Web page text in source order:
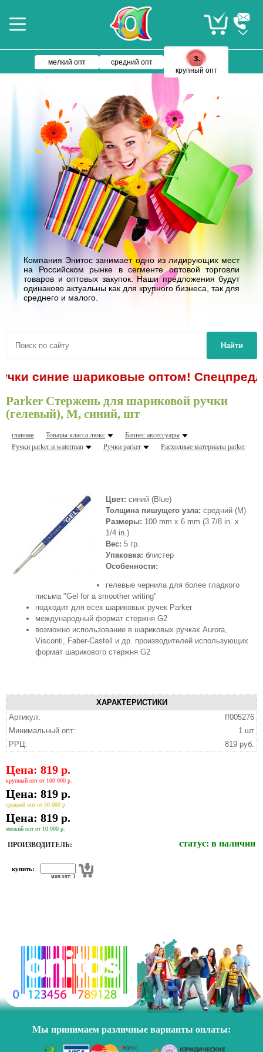
мелкий опт
средний опт
крупный опт
Компания Энитос занимает одно из лидирующих мест
на Российском рынке в сегменте оптовой торговли
товаров и оптовых закупок. Наши предложения будут
одинаково актуальны как для крупного бизнеса, так для
среднего и малого.
Найти
синие шариковые оптом!
Parker Стержень для шариковой ручки
(гелевый), M, синий, шт
главная Товары класса люкс
Бизнес аксессуары
Ручки parker и waterman
Ручки parker Расходные материалы parker
Цвет: синий (Blue)
Толщина пишущего узла: средний (M)
Размеры: 100 mm x 6 mm (3 7/8 in. x
1/4 in.)
Вес: 5 гр.
Упаковка: блистер
Особенности:
гелевые чернила для более гладкого
письма "Gel for a smoother writing"
подходит для всех шариковых ручек Parker
международный формат стержня G2
возможно использование в шариковых ручках Aurora,
Visconti, Faber-Castell и др. производителей использующих
формат шарикового стержня G2
ХАРАКТЕРИСТИКИ
Артикул:
ff005276
Минимальный опт:
1 шт
РРЦ:
819 руб.
Цена: 819 р.
крупный опт от 100 000 р.
Цена: 819 р.
средний опт от 50 000 р.
Цена: 819 р.
мелкий опт от 10 000 р.
ПРОИЗВОДИТЕЛЬ: статус: в наличии
купить:
мин опт: 1
Мы принимаем различные варианты оплаты: